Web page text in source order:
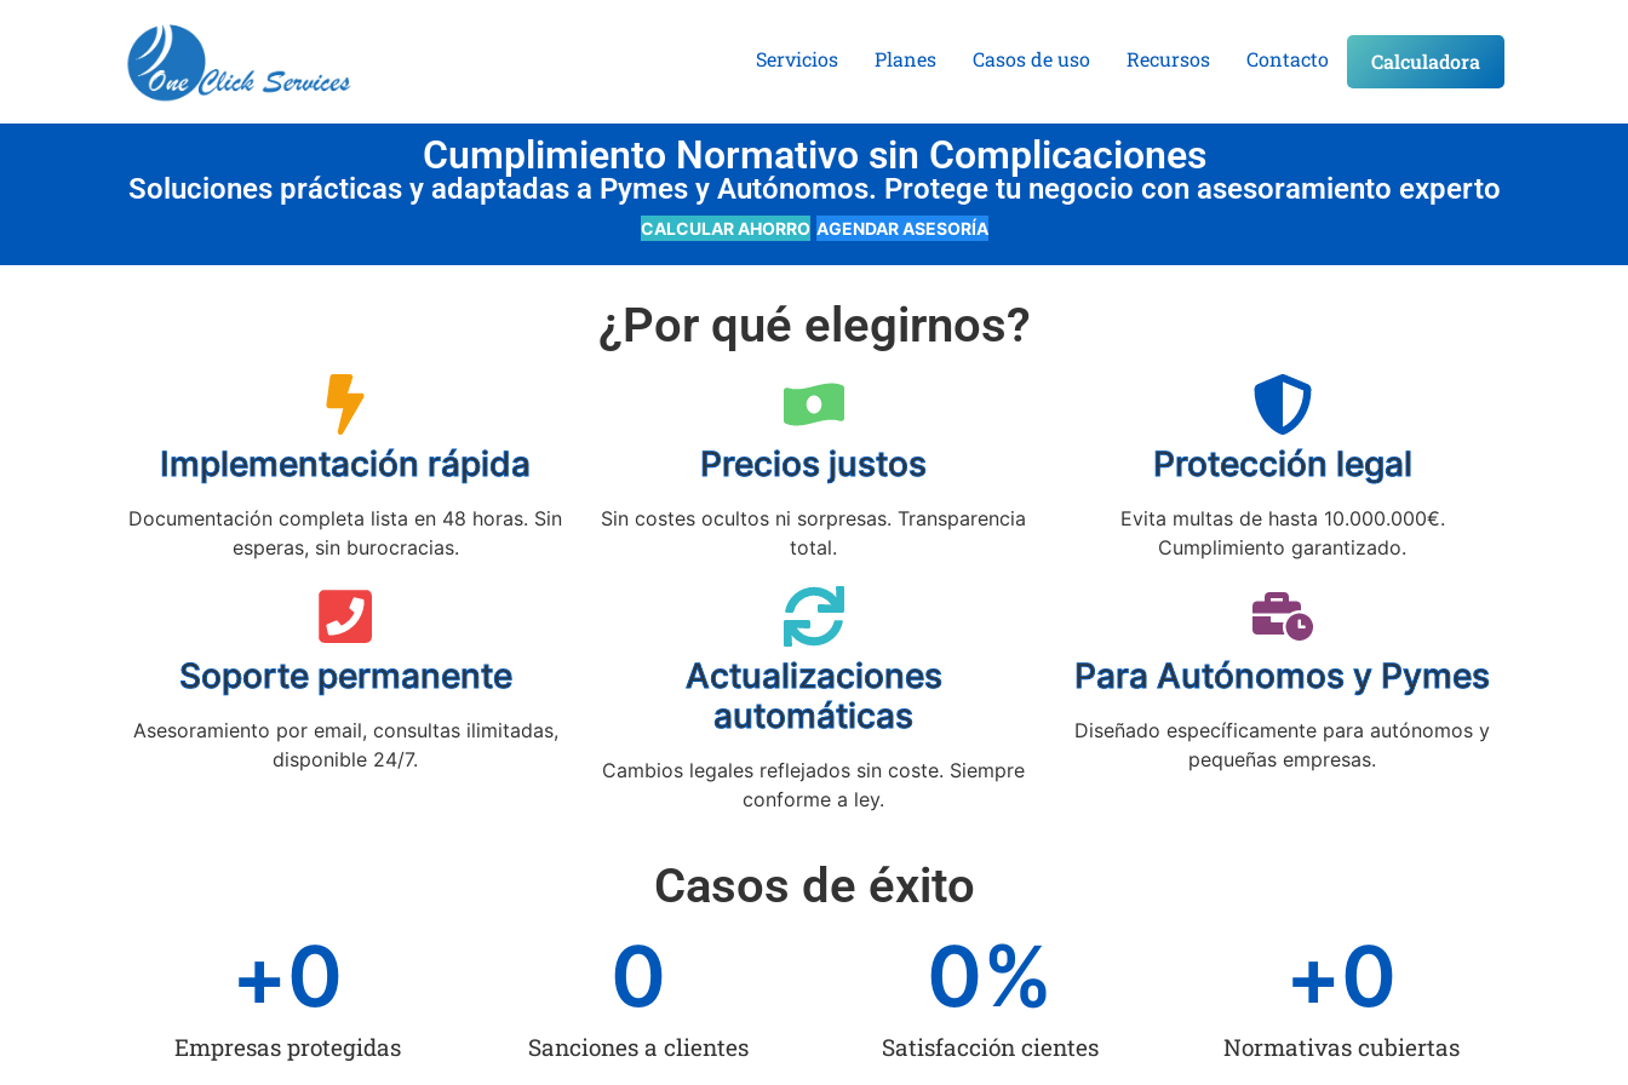
Servicios Planes Casos de uso Recursos Contacto Calculadora
Cumplimiento Normativo sin Complicaciones
Soluciones prácticas y adaptadas a Pymes y Autónomos. Protege tu negocio con asesoramiento experto
CALCULAR AHORRO AGENDAR ASESORÍA
¿Por qué elegirnos?
Implementación rápida
Documentación completa lista en 48 horas. Sin
esperas, sin burocracias.
Precios justos
Sin costes ocultos ni sorpresas. Transparencia
total.
Protección legal
Evita multas de hasta 10.000.000€.
Cumplimiento garantizado.
Soporte permanente
Asesoramiento por email, consultas ilimitadas,
disponible 24/7.
Actualizaciones
automáticas
Cambios legales reflejados sin coste. Siempre
conforme a ley.
Para Autónomos y Pymes
Diseñado específicamente para autónomos y
pequeñas empresas.
Casos de éxito
Empresas protegidas
+0
Sanciones a clientes
0
Satisfacción cientes
0%
Normativas cubiertas
+0